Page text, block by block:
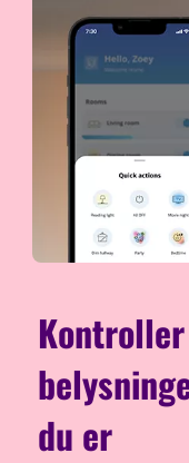
du er